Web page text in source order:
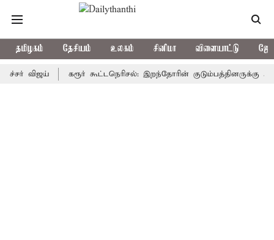
தமிழகம் தேசியம் உலகம் சினிமா விளையாட்டு
கரூர் கூட்டநெரிசல்: இறந்தோரின் குடும்பத்தினருக்கு